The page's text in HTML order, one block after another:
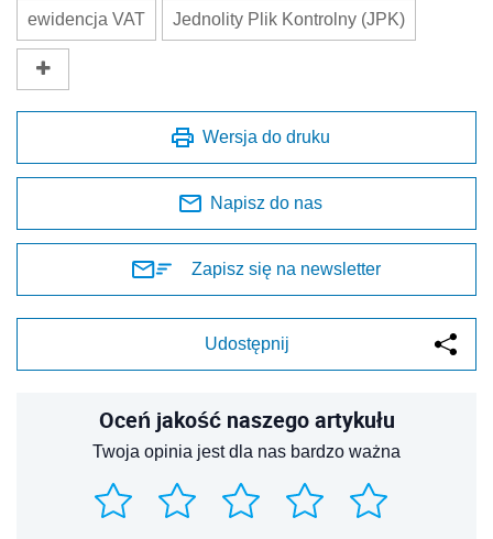
ewidencja VAT Jednolity Plik Kontrolny (JPK)
Wersja do druku
Napisz do nas
Zapisz się na newsletter
Udostępnij
Oceń jakość naszego artykułu
Twoja opinia jest dla nas bardzo ważna